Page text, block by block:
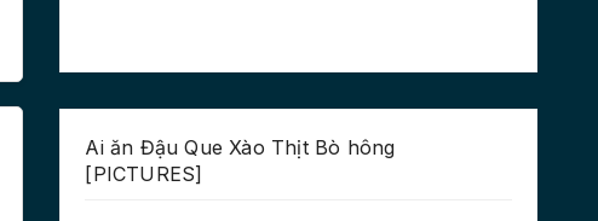
Ai ăn Đậu Que Xào Thịt Bò hông
[PICTURES]